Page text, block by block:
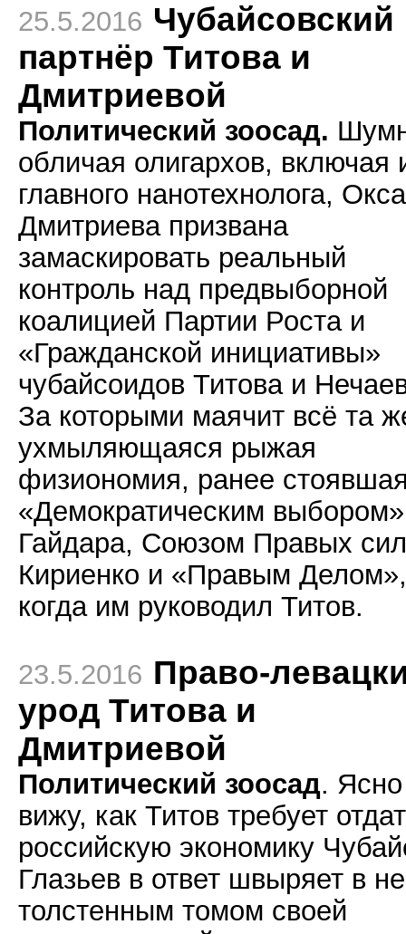
25.5.2016 Чубайсовский
партнёр Титова и
Дмитриевой
Политический зоосад.
обличая олигархов, включая
главного нанотехнолога,
Дмитриева призвана
замаскировать реальный
контроль над предвыборной
коалицией Партии Роста и
«Гражданской инициативы»
чубайсоидов Титова и
За которыми маячит всё та
ухмыляющаяся рыжая
физиономия, ранее
«Демократическим выбором»
Гайдара, Союзом Правых сил
Кириенко и «Правым Делом»,
когда им руководил Титов.
23.5.2016 Право-
урод Титова и
Дмитриевой
Политический зоосад. Ясно
вижу, как Титов требует
российскую экономику
Глазьев в ответ швыряет в
толстенным томом своей